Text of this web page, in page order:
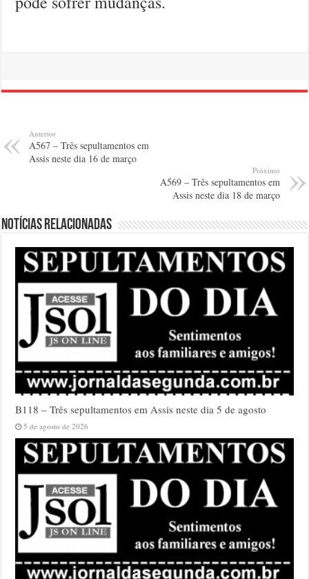
Anterior
A567 – Três sepultamentos em
Assis neste dia 16 de março
Próximo
A569 – Três sepultamentos em
Assis neste dia 18 de março
Notícias relacionadas
B118 – Três sepultamentos em Assis neste dia 5 de agosto
5 de agosto de 2026